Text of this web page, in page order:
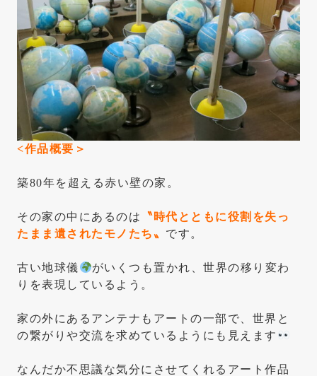
<作品概要＞
築80年を超える赤い壁の家。
その家の中にあるのは
〝時代とともに役割を失っ
たまま遺されたモノたち〟 です。
古い地球儀
がいくつも置かれ、世界の移り変わ
りを表現しているよう。
家の外にあるアンテナもアートの一部で、世界と
の繋がりや交流を求めているようにも見えます
なんだか不思議な気分にさせてくれるアート作品